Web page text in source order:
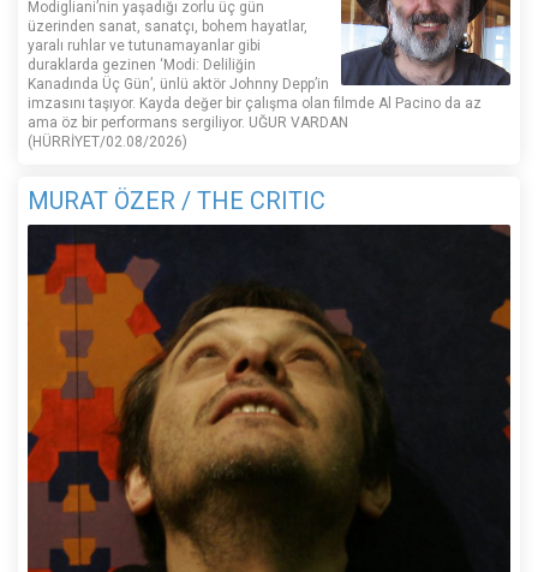
Modigliani’nin yaşadığı zorlu üç gün
üzerinden sanat, sanatçı, bohem hayatlar,
yaralı ruhlar ve tutunamayanlar gibi
duraklarda gezinen ‘Modi: Deliliğin
Kanadında Üç Gün’, ünlü aktör Johnny Depp’in
imzasını taşıyor. Kayda değer bir çalışma olan filmde Al Pacino da az
ama öz bir performans sergiliyor. UĞUR VARDAN
(HÜRRİYET/02.08/2026)
MURAT ÖZER / THE CRITIC